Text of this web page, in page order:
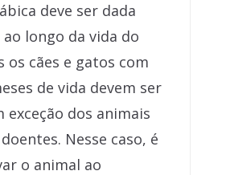
deve ser dada
longo da vida do
os cães e gatos com
de vida devem ser
exceção dos animais
Nesse caso, é
o animal ao